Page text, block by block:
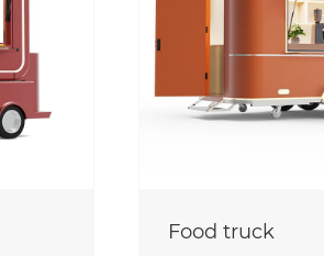
Food truck